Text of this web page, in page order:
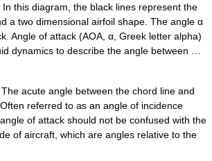
this diagram, the black lines represent the
a two dimensional airfoil shape. The angle α
Angle of attack (AOA, α, Greek letter alpha)
dynamics to describe the angle between …
acute angle between the chord line and
referred to as an angle of incidence
of attack should not be confused with the
of aircraft, which are angles relative to the